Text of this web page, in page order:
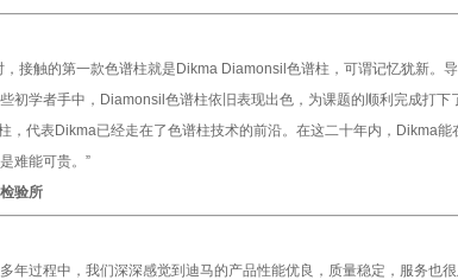
，接触的第一款色谱柱就是Dikma Diamonsil色谱柱，可谓记忆犹新。
初学者手中，Diamonsil色谱柱依旧表现出色，为课题的顺利完成打
，代表Dikma已经走在了色谱柱技术的前沿。在这二十年内，Dikma
难能可贵。”
验所
年过程中，我们深深感觉到迪马的产品性能优良，质量稳定，服务也